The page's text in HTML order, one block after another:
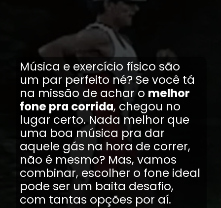
Música e exercício físico são
um par perfeito né? Se você tá
na missão de achar o melhor
fone pra corrida, chegou no
lugar certo. Nada melhor que
uma boa música pra dar
aquele gás na hora de correr,
não é mesmo? Mas, vamos
combinar, escolher o fone ideal
pode ser um baita desafio,
com tantas opções por aí.